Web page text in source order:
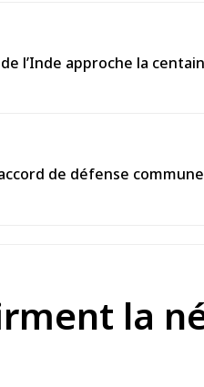
l’Inde approche la
de défense commune
la